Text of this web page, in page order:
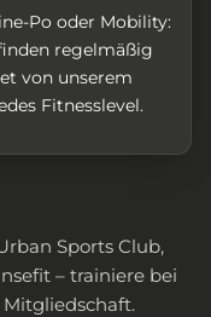
Po oder Mobility:
regelmäßig
von unserem
Fitnesslevel.
Sports Club,
– trainiere bei